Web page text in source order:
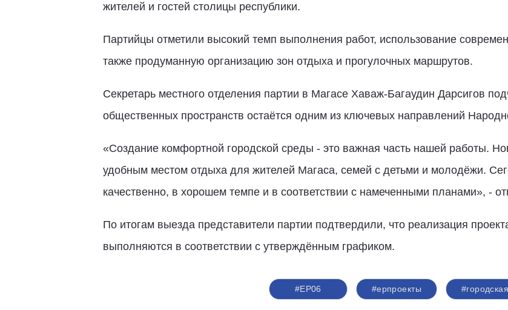
жителей и гостей столицы республики.
Партийцы отметили высокий темп выполнения работ, использование
также продуманную организацию зон отдыха и прогулочных маршрутов.
Секретарь местного отделения партии в Магасе Хаваж-Багаудин Дарсигов
общественных пространств остаётся одним из ключевых направлений
«Создание комфортной городской среды - это важная часть нашей работы.
удобным местом отдыха для жителей Магаса, семей с детьми и молодёжи.
качественно, в хорошем темпе и в соответствии с намеченными планами», -
По итогам выезда представители партии подтвердили, что реализация
выполняются в соответствии с утверждённым графиком.
#ЕР06 #ерпроекты